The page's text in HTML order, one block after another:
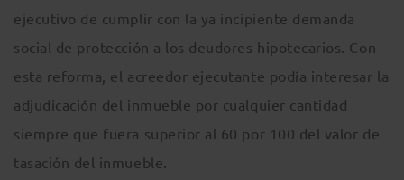
ejecutivo de cumplir con la ya incipiente demanda
social de protección a los deudores hipotecarios. Con
esta reforma, el acreedor ejecutante podía interesar la
adjudicación del inmueble por cualquier cantidad
siempre que fuera superior al 60 por 100 del valor de
tasación del inmueble.